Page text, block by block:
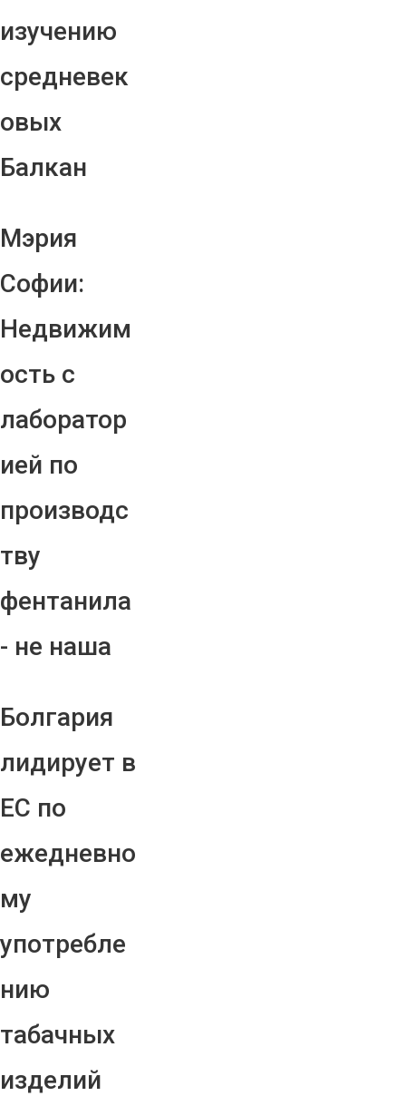
изучению
средневек
овых
Балкан
Мэрия
Софии:
Недвижим
ость с
лаборатор
ией по
производс
тву
фентанила
- не наша
Болгария
лидирует в
ЕС по
ежедневно
му
употребле
нию
табачных
изделий